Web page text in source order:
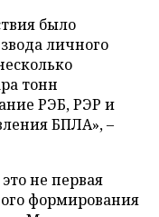
было
личного
тонн
РЭБ, РЭР и
БПЛА», –
не первая
формирования